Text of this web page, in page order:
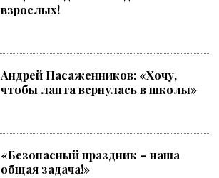
взрослых!
Андрей Пасаженников: «Хочу,
чтобы лапта вернулась в школы»
«Безопасный праздник – наша
общая задача!»